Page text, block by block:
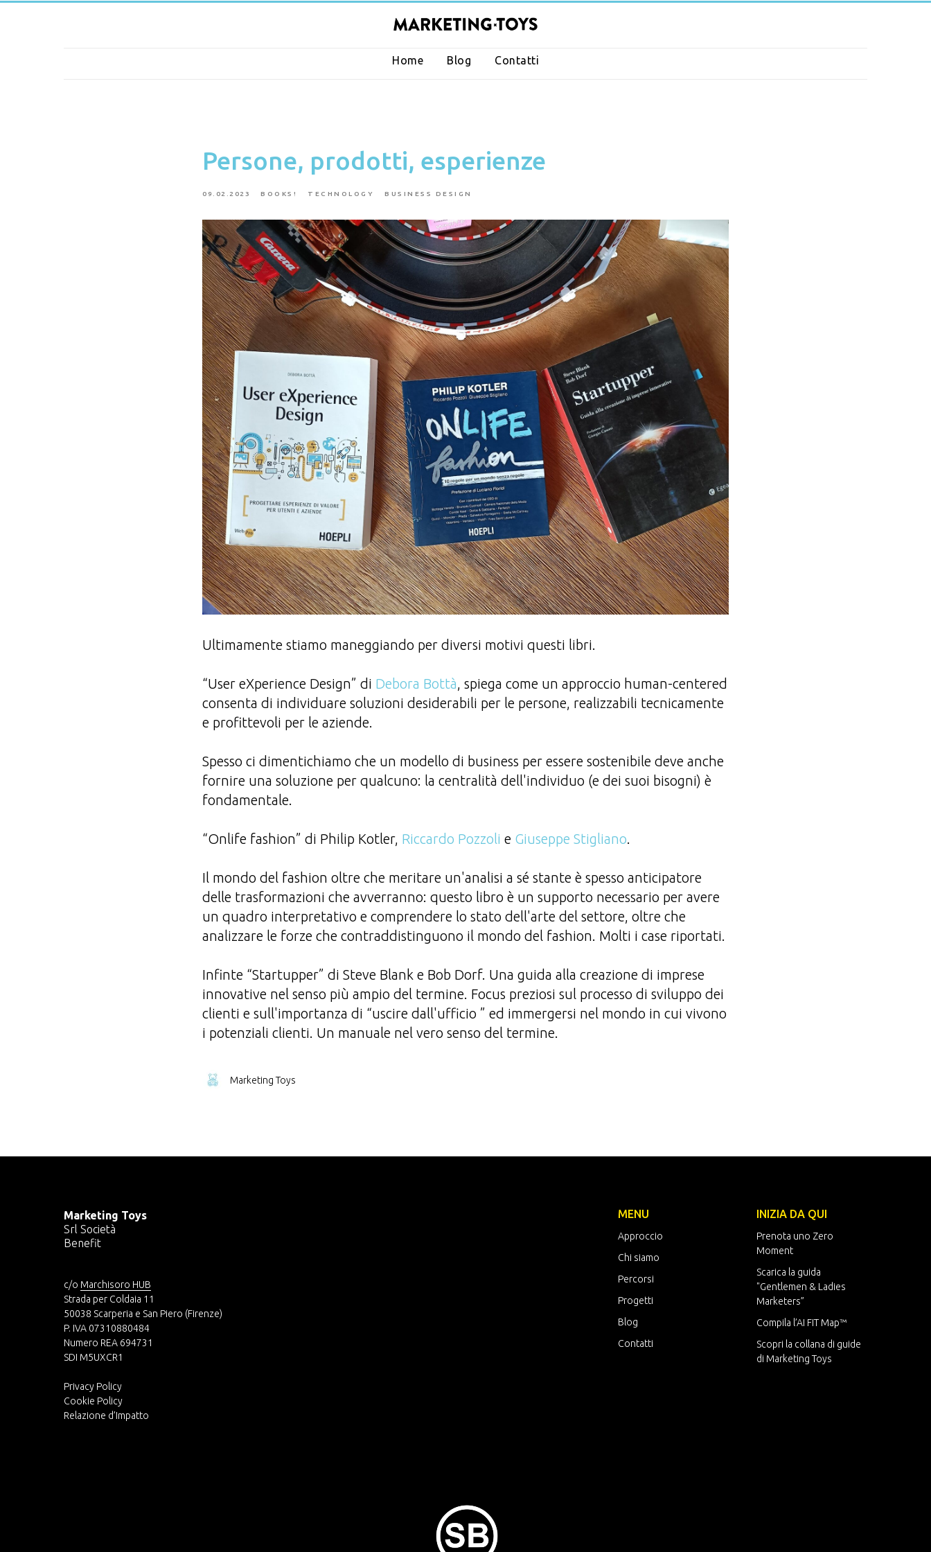
Home Blog Contatti
Persone, prodotti, esperienze
09.02.2023 BOOKS! TECHNOLOGY BUSINESS DESIGN
Ultimamente stiamo maneggiando per diversi motivi questi libri.
“User eXperience Design” di Debora Bottà, spiega come un approccio human-centered
consenta di individuare soluzioni desiderabili per le persone, realizzabili tecnicamente
e profittevoli per le aziende.
Spesso ci dimentichiamo che un modello di business per essere sostenibile deve anche
fornire una soluzione per qualcuno: la centralità dell'individuo (e dei suoi bisogni) è
fondamentale.
“Onlife fashion” di Philip Kotler, Riccardo Pozzoli e Giuseppe Stigliano.
Il mondo del fashion oltre che meritare un'analisi a sé stante è spesso anticipatore
delle trasformazioni che avverranno: questo libro è un supporto necessario per avere
un quadro interpretativo e comprendere lo stato dell'arte del settore, oltre che
analizzare le forze che contraddistinguono il mondo del fashion. Molti i case riportati.
Infinte “Startupper” di Steve Blank e Bob Dorf. Una guida alla creazione di imprese
innovative nel senso più ampio del termine. Focus preziosi sul processo di sviluppo dei
clienti e sull'importanza di “uscire dall'ufficio ” ed immergersi nel mondo in cui vivono
i potenziali clienti. Un manuale nel vero senso del termine.
Marketing Toys
Marketing Toys
Srl Società
Benefit
c/o Marchisoro HUB
Strada per Coldaia 11
50038 Scarperia e San Piero (Firenze)
P. IVA 07310880484
Numero REA 694731
SDI M5UXCR1
Privacy Policy
Cookie Policy
Relazione d’Impatto
MENU
Approccio
Chi siamo
Percorsi
Progetti
Blog
Contatti
INIZIA DA QUI
Prenota uno Zero
Moment
Scarica la guida
"Gentlemen & Ladies
Marketers”
Compila l’AI FIT Map™
Scopri la collana di guide
di Marketing Toys